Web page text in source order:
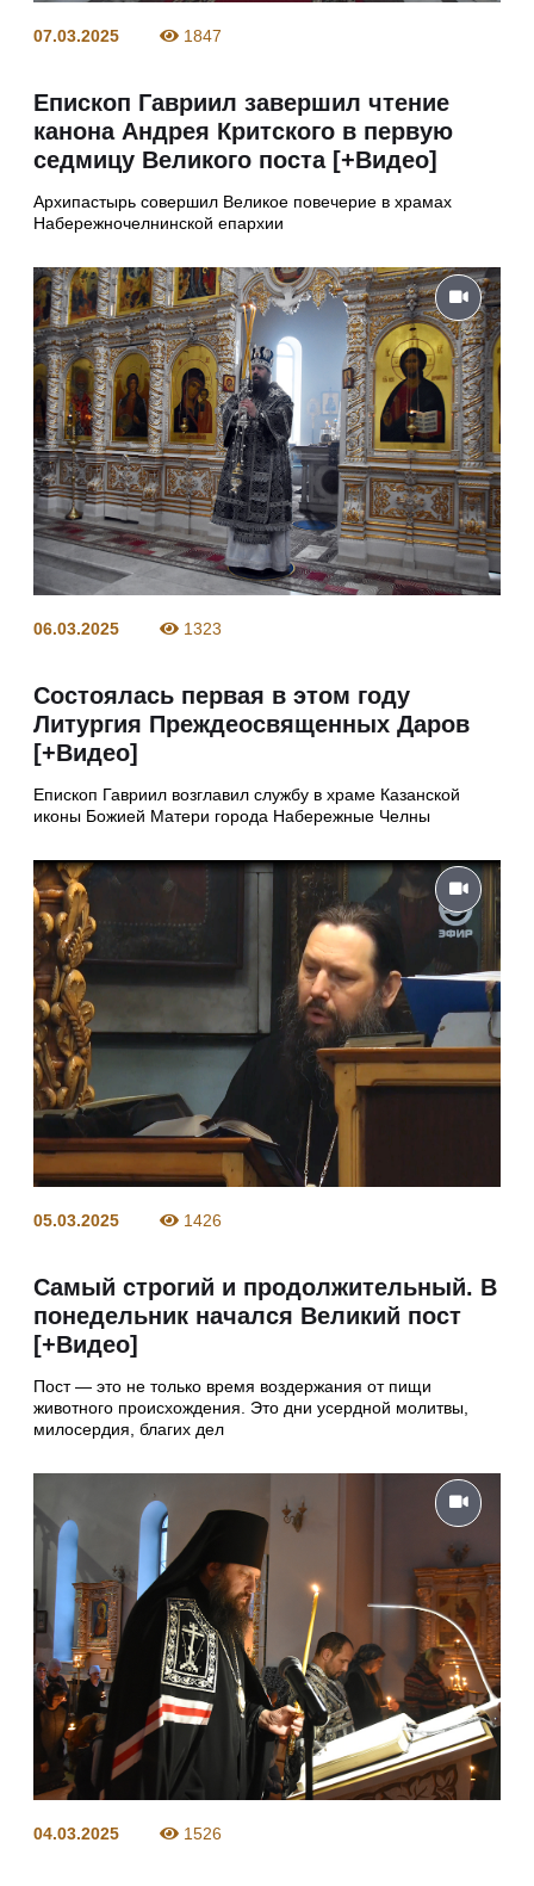
07.03.2025 1847
Епископ Гавриил завершил чтение
канона Андрея Критского в первую
седмицу Великого поста [+Видео]
Архипастырь совершил Великое повечерие в храмах
Набережночелнинской епархии
06.03.2025 1323
Состоялась первая в этом году
Литургия Преждеосвященных Даров
[+Видео]
Епископ Гавриил возглавил службу в храме Казанской
иконы Божией Матери города Набережные Челны
05.03.2025 1426
Самый строгий и продолжительный. В
понедельник начался Великий пост
[+Видео]
Пост — это не только время воздержания от пищи
животного происхождения. Это дни усердной молитвы,
милосердия, благих дел
04.03.2025 1526